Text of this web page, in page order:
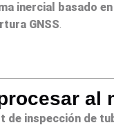
inercial basado en
GNSS.
al
de inspección de